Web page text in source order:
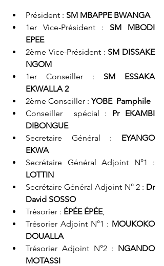
Président : SM MBAPPE BWANGA
1er Vice-Président : SM MBODI
EPEE
2ème Vice-Président : SM DISSAKE
NGOM
1er Conseiller : SM ESSAKA
EKWALLA 2
2ème Conseiller : YOBE  Pamphile
Conseiller  spécial : Pr EKAMBI
DIBONGUE
Secretaire Général : EYANGO
EKWA
LOTTIN
Secrétaire Général Adjoint N° 2 : Dr
David SOSSO
Trésorier : ÉPÉE ÉPÉE,
Trésorier Adjoint N°1 : MOUKOKO
DOUALLA
Trésorier Adjoint N°2 : NGANDO
MOTASSI